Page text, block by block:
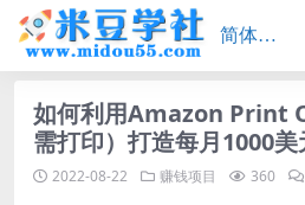
如何利用Amazon Print
需打印）打造每月1000
2022-08-22 赚钱项目 360